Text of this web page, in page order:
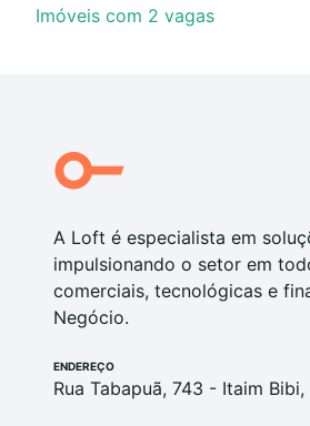
Imóveis com 2 vagas
A Loft é especialista em
impulsionando o setor em
comerciais, tecnológicas e
Negócio.
ENDEREÇO
Rua Tabapuã, 743 - Itaim